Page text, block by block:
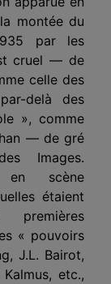
montée du
par les
cruel — de
celle des
delà des
», comme
— de gré
Images.
en scène
étaient
premières
« pouvoirs
J.L. Bairot,
etc.,